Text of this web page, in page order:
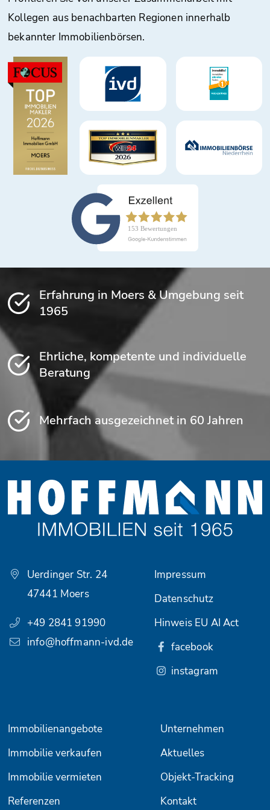
Kollegen aus benachbarten Regionen innerhalb
bekannter Immobilienbörsen.
Erfahrung in Moers & Umgebung seit
1965
Ehrliche, kompetente und individuelle
Beratung
Mehrfach ausgezeichnet in 60 Jahren
Uerdinger Str. 24
47441 Moers
+49 2841 91990
info@hoffmann-ivd.de
Immobilienangebote
Unternehmen
Immobilie verkaufen
Aktuelles
Immobilie vermieten
Objekt-Tracking
Referenzen
Kontakt
Impressum
Datenschutz
Hinweis EU AI Act
facebook
instagram